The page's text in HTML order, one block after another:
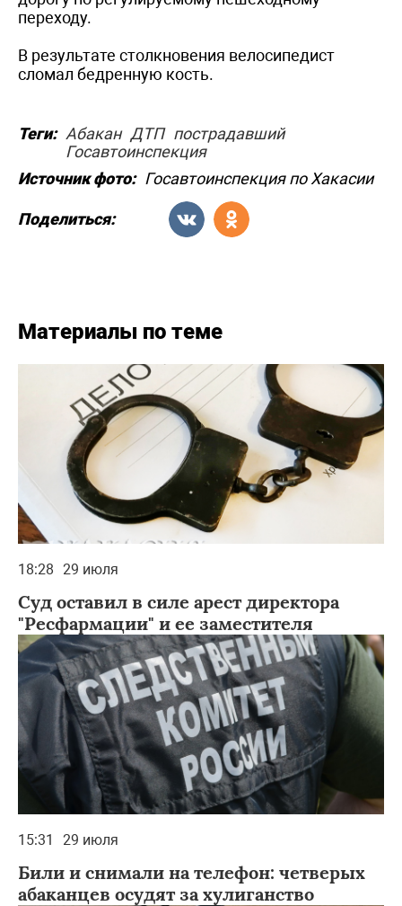
переходу.
В результате столкновения велосипедист
сломал бедренную кость.
Теги: Абакан ДТП пострадавший
Госавтоинспекция
Источник фото: Госавтоинспекция по Хакасии
Поделиться:
Материалы по теме
18:28 29 июля
Суд оставил в силе арест директора
"Ресфармации" и ее заместителя
15:31 29 июля
Били и снимали на телефон: четверых
абаканцев осудят за хулиганство